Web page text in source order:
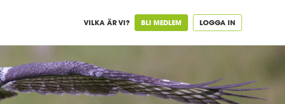
VILKA ÄR VI? BLI MEDLEM LOGGA IN